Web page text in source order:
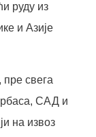
руду из
и Азије
пре свега
САД и
на извоз